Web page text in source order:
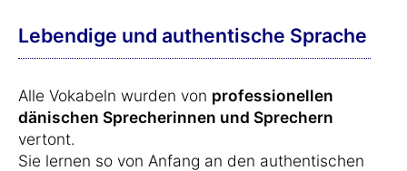
Lebendige und authentische Sprache
Alle Vokabeln wurden von professionellen
dänischen Sprecherinnen und Sprechern
vertont.
Sie lernen so von Anfang an den authentischen